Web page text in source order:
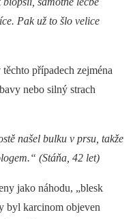
Pak už to šlo velice
případech zejména
nebo silný strach
našel bulku v prsu, takže
(Stáňa, 42 let)
jako náhodu, „blesk
byl karcinom objeven